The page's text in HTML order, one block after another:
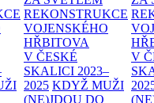
REKONSTRUKCE
VOJENSKÉHO
HŘBITOVA
V ČESKÉ
SKALICI 2023–
2025 KDYŽ MUŽI
(NE)JDOU DO
V